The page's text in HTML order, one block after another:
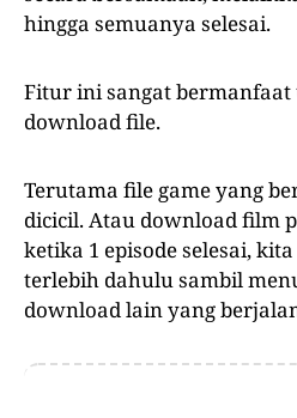
hingga semuanya selesai.
Fitur ini sangat
download file.
Terutama file game yang
dicicil. Atau download film
ketika 1 episode selesai,
terlebih dahulu sambil
download lain yang